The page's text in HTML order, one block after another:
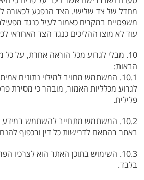
מחדל של צד שלישי. הצד הנפגע לכאורה
משפטיים במקרים כאמור לעיל כנגד
עוד לא מוצו ההליכים כנגד הצד האחראי
10. מבלי לגרוע מכל הוראה אחרת, על
הבאות:
10.1. המשתמש מחויב למילוי נתונים
לגרוע מכלליות האמור, מובהר כי מסירת
פלילית.
10.2. המשתמש מתחייב להשתמש במידע
באתר בהתאם לדרישות כל דין ובכפוף
10.3. השימוש בתוכן האתר הוא
בלבד.